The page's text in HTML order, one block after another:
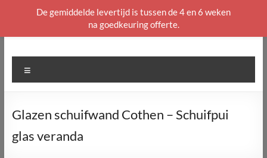
naar
Glazen schuifwand Cothen – Schuifpui
glas veranda
De gemiddelde levertijd is tussen de 4 en 6 weken
na goedkeuring offerte.